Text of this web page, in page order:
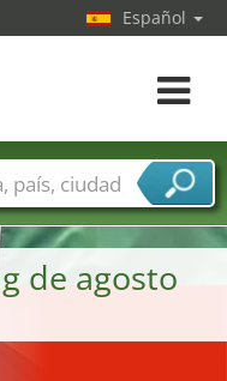
de agosto
Español
toggle
Ciudades